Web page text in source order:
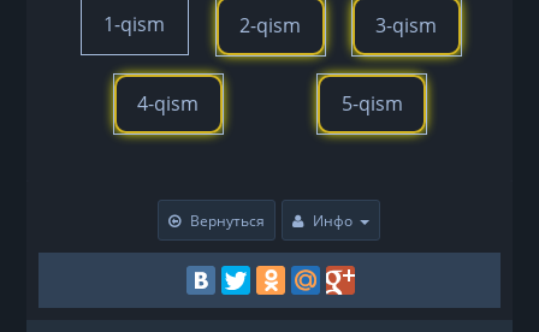
1-qism 2-qism 3-qism
4-qism 5-qism
Вернуться Инфо